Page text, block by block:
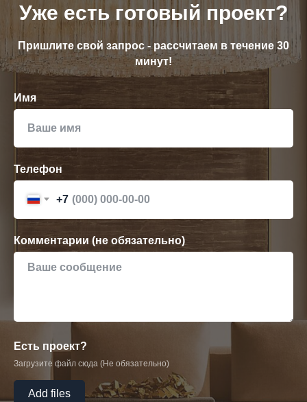
Уже есть готовый проект?
Пришлите свой запрос - рассчитаем в течение 30
минут!
Имя
Телефон
+7
Комментарии (не обязательно)
Есть проект?
Загрузите файл сюда (Не обязательно)
Add files